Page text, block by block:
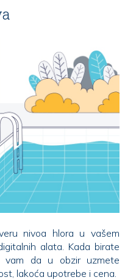
nivoa hlora u vašem
alata. Kada birate
vam da u obzir uzmete
lakoća upotrebe i cena.